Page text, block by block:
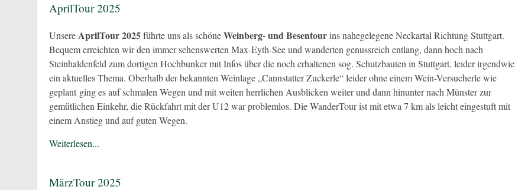
AprilTour 2025
UnsereAprilTour 2025führte uns als schöneWeinberg- und Besentourins nahegelegene Neckartal Richtung Stuttgart.
Bequem erreichten wir den immer sehenswerten Max-Eyth-See und wanderten genussreich entlang, dann hoch nach
Steinhaldenfeld zum dortigen Hochbunker mit Infos über die noch erhaltenen sog. Schutzbauten in Stuttgart, leider irgendwie
ein aktuelles Thema. Oberhalb der bekannten Weinlage „Cannstatter Zuckerle“ leider ohne einem Wein-Versucherle wie
geplant ging es auf schmalen Wegen und mit weiten herrlichen Ausblicken weiter und dann hinunter nach Münster zur
gemütlichen Einkehr, die Rückfahrt mit der U12 war problemlos. Die WanderTour ist mit etwa 7 km als leicht eingestuft mit
einem Anstieg und auf guten Wegen.
Weiterlesen...
MärzTour 2025